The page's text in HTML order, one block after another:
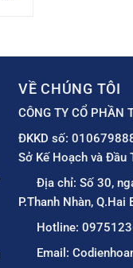
VỀ CHÚNG TÔI
CÔNG TY CỔ PHẦN
ĐKKD số:
Sở Kế Hoạch và Đầu
Địa chỉ: Số 30,
P.Thanh Nhàn, Q.Hai
Hotline:
Email: